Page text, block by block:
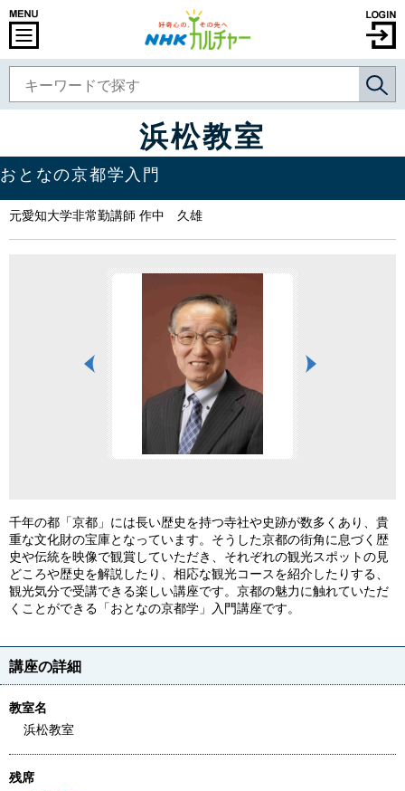
浜松教室
おとなの京都学入門
元愛知大学非常勤講師 作中 久雄
千年の都「京都」には長い歴史を持つ寺社や史跡が数多くあり、貴
重な文化財の宝庫となっています。そうした京都の街角に息づく歴
史や伝統を映像で観賞していただき、それぞれの観光スポットの見
どころや歴史を解説したり、相応な観光コースを紹介したりする、
観光気分で受講できる楽しい講座です。京都の魅力に触れていただ
くことができる「おとなの京都学」入門講座です。
講座の詳細
教室名
浜松教室
残席